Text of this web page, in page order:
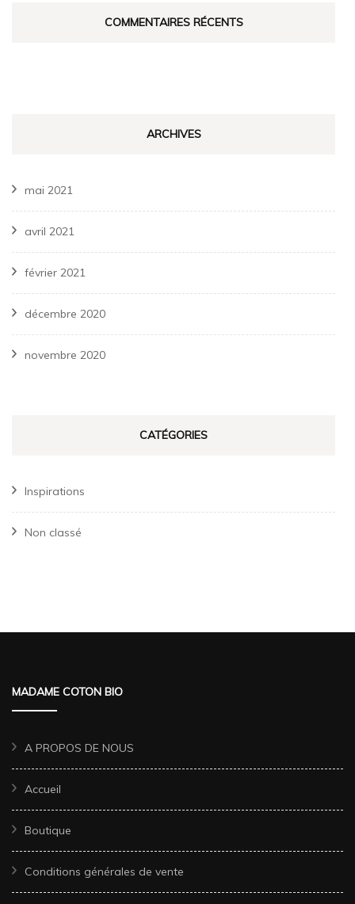
COMMENTAIRES RÉCENTS
ARCHIVES
mai 2021
avril 2021
février 2021
décembre 2020
novembre 2020
CATÉGORIES
Inspirations
Non classé
MADAME COTON BIO
A PROPOS DE NOUS
Accueil
Boutique
Conditions générales de vente